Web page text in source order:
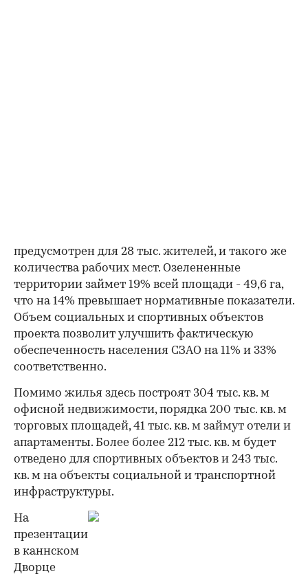
предусмотрен для 28 тыс. жителей, и такого же
количества рабочих мест. Озелененные
территории займет 19% всей площади - 49,6 га,
что на 14% превышает нормативные показатели.
Объем социальных и спортивных объектов
проекта позволит улучшить фактическую
обеспеченность населения СЗАО на 11% и 33%
соответственно.
Помимо жилья здесь построят 304 тыс. кв. м
офисной недвижимости, порядка 200 тыс. кв. м
торговых площадей, 41 тыс. кв. м займут отели и
апартаменты. Более более 212 тыс. кв. м будет
отведено для спортивных объектов и 243 тыс.
кв. м на объекты социальной и транспортной
инфраструктуры.
На
презентации
в каннском
Дворце